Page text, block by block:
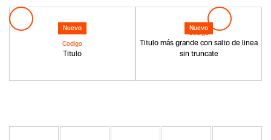
Nuevo
Titulo
Codigo
Nuevo
Titulo más grande con salto de linea
sin truncate
Codigo